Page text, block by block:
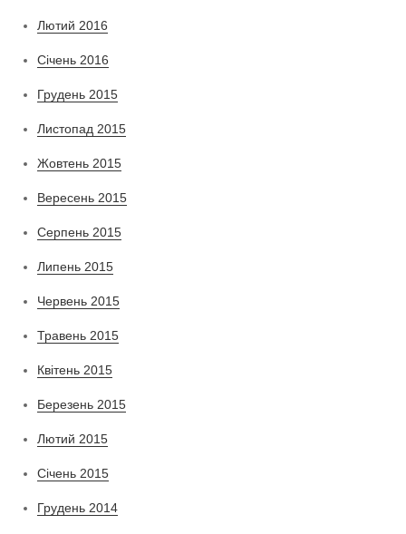
Лютий 2016
Січень 2016
Грудень 2015
Листопад 2015
Жовтень 2015
Вересень 2015
Серпень 2015
Липень 2015
Червень 2015
Травень 2015
Квітень 2015
Березень 2015
Лютий 2015
Січень 2015
Грудень 2014